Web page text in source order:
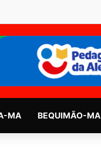
MA BEQUIMÃO-MA